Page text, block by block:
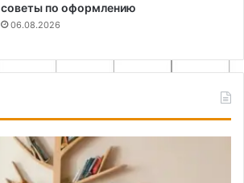
советы по оформлению
06.08.2026